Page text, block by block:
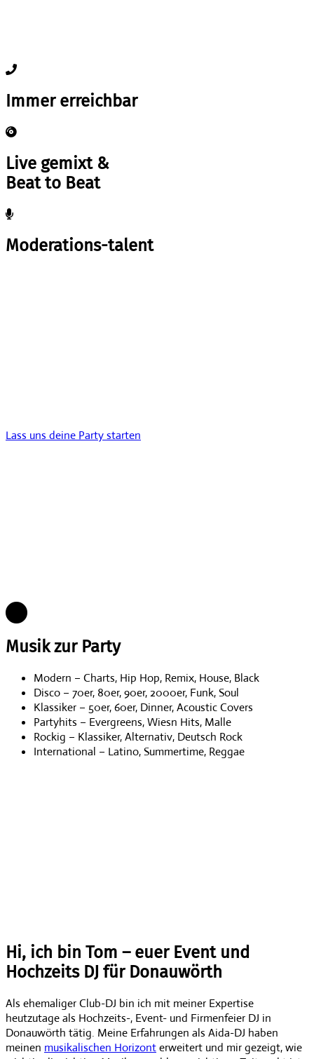
Immer erreichbar
Live gemixt &
Beat to Beat
Moderations-talent
Lass uns deine Party starten
Musik zur Party
Modern – Charts, Hip Hop, Remix, House, Black
Disco – 70er, 80er, 90er, 2000er, Funk, Soul
Klassiker – 50er, 60er, Dinner, Acoustic Covers
Partyhits – Evergreens, Wiesn Hits, Malle
Rockig – Klassiker, Alternativ, Deutsch Rock
International – Latino, Summertime, Reggae
Hi, ich bin Tom – euer Event und
Hochzeits DJ für Donauwörth
Als ehemaliger Club-DJ bin ich mit meiner Expertise
heutzutage als Hochzeits-, Event- und Firmenfeier DJ in
Donauwörth tätig. Meine Erfahrungen als Aida-DJ haben
meinen musikalischen Horizonterweitert und mir gezeigt, wie